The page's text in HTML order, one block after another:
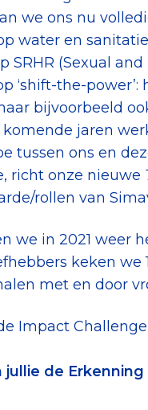
we ons nu
water en
SRHR (Sexual
‘shift-the-
bijvoorbeeld
jaren
tussen ons en
richt onze nieuwe
rollen van
we in 2021 weer
keken we
met en door
Impact
de